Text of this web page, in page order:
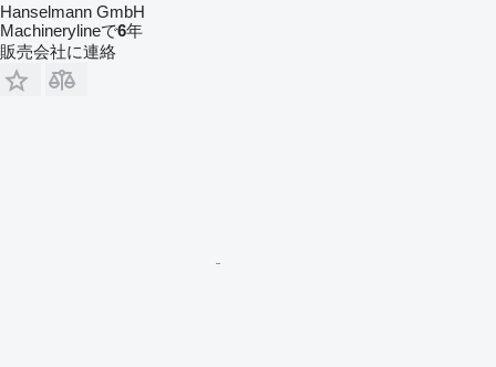
Hanselmann GmbH
Machinerylineで6年
販売会社に連絡